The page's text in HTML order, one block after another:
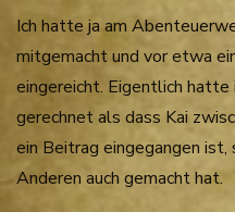
Ich hatte ja am
mitgemacht und vor etwa
eingereicht. Eigentlich hatte
gerechnet als dass Kai
ein Beitrag eingegangen
Anderen auch gemacht hat.